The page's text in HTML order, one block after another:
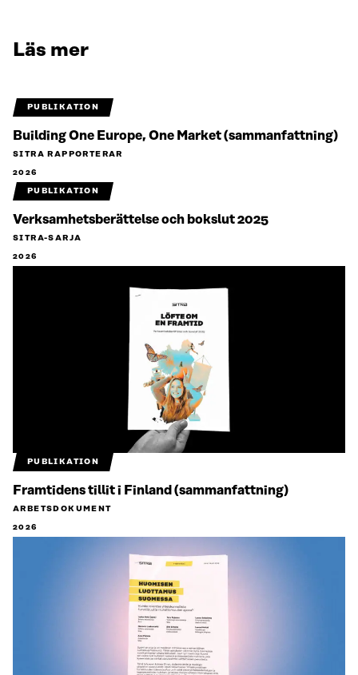
Läs mer
PUBLIKATION
Building One Europe, One Market (sammanfattning)
SITRA RAPPORTERAR
2026
PUBLIKATION
Verksamhetsberättelse och bokslut 2025
SITRA-SARJA
2026
PUBLIKATION
Framtidens tillit i Finland (sammanfattning)
ARBETSDOKUMENT
2026